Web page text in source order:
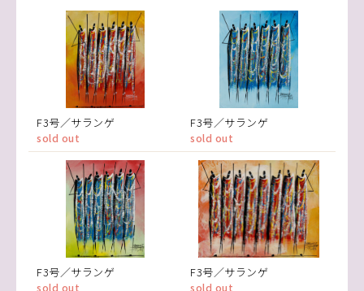
F3号／サランゲ
sold out
F3号／サランゲ
sold out
F3号／サランゲ
sold out
F3号／サランゲ
sold out